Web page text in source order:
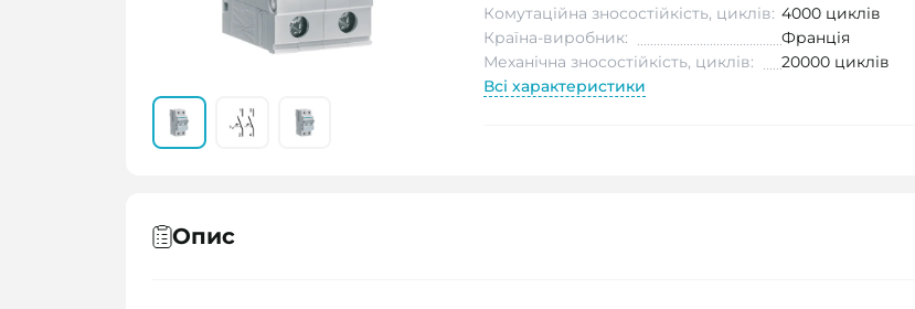
Комутаційна зносостійкість, циклів: 4000 циклів
Країна-виробник:
Франція
Механічна зносостійкість, циклів:
20000 циклів
Всі характеристики
Опис